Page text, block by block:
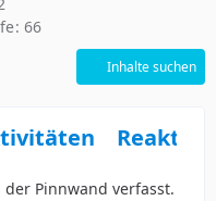
66
Inhalte suchen
Pinnwand verfasst.